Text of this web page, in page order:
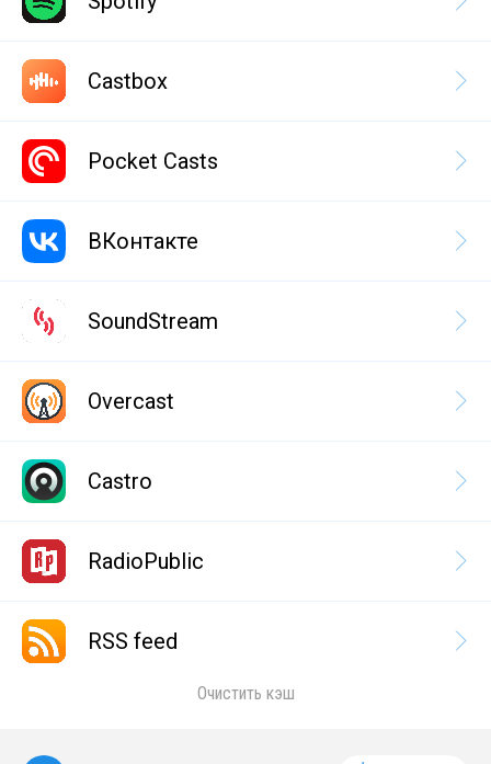
Castbox
Pocket Casts
ВКонтакте
SoundStream
Overcast
Castro
RadioPublic
RSS feed
Очистить кэш